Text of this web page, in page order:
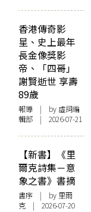
香港傳奇影
星、史上最年
長金像獎影
帝、「四哥」
謝賢逝世 享壽
89歲
報導 | by 虛詞編
輯部 | 2026-07-21
【新書】《里
爾克詩集－意
象之書》書摘
書序 | by 里爾
克 | 2026-07-20